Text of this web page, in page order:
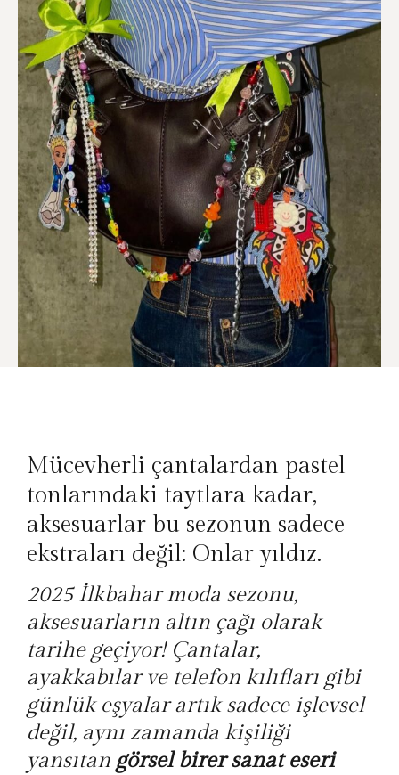
Mücevherli çantalardan pastel
tonlarındaki taytlara kadar,
aksesuarlar bu sezonun sadece
ekstraları değil: Onlar yıldız.
2025 İlkbahar moda sezonu,
aksesuarların altın çağı olarak
tarihe geçiyor! Çantalar,
ayakkabılar ve telefon kılıfları gibi
günlük eşyalar artık sadece işlevsel
değil, aynı zamanda kişiliği
yansıtan görsel birer sanat eseri